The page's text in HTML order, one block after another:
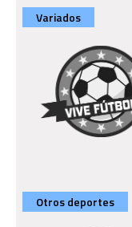
Variados
Otros deportes